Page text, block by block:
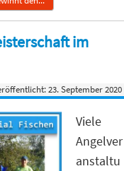
im
23. September 2020
Viele
Angelver
anstaltu